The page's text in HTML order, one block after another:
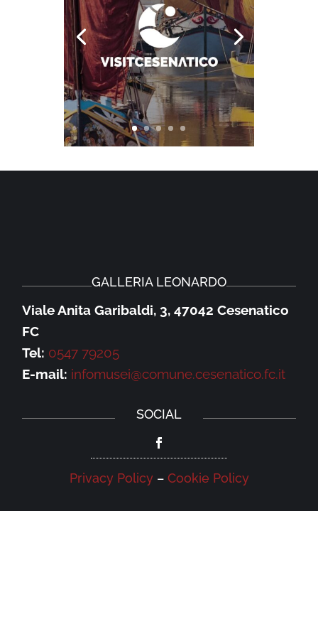
GALLERIA LEONARDO
Viale Anita Garibaldi, 3, 47042 Cesenatico
FC
Tel: 0547 79205
E-mail: infomusei@comune.cesenatico.fc.it
SOCIAL
Privacy Policy– Cookie Policy